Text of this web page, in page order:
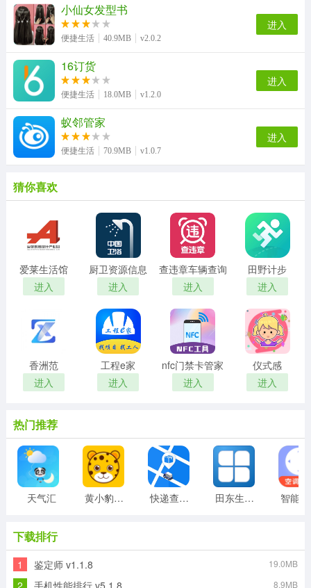
小仙女发型书
便捷生活 40.9MB v2.0.2
进入
16订货
便捷生活 18.0MB v1.2.0
进入
蚁邻管家
便捷生活 70.9MB v1.0.7
进入
猜你喜欢
爱莱生活馆
进入
厨卫资源信息
进入
查违章车辆查询
进入
田野计步
进入
香洲范
进入
工程e家
进入
nfc门禁卡管家
进入
仪式感
进入
热门推荐
天气汇 黄小豹招聘 快递查询单号查询 田东生活网
下载排行
1 鉴定师 v1.1.8 19.0MB
2 手机性能排行 v5.1.8 8.9MB